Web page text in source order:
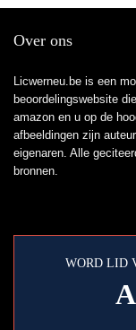
Over ons
Licwerneu.be is een
beoordelingswebsite
amazon en u op de
afbeeldingen zijn
eigenaren. Alle
bronnen.
WORD LID